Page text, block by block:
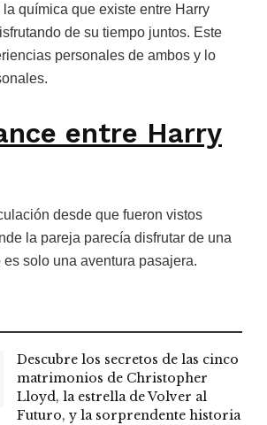
química que existe entre Harry
de su tiempo juntos. Este
personales de ambos y lo
entre Harry
desde que fueron vistos
la pareja parecía disfrutar de una
solo una aventura pasajera.
Descubre los secretos de las cinco
matrimonios de Christopher
Lloyd, la estrella de Volver al
Futuro, y la sorprendente historia